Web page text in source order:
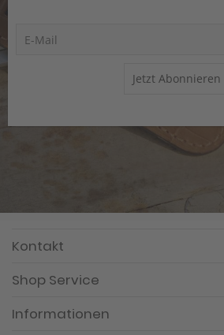
Jetzt Abonnieren
Kontakt
Shop Service
Informationen